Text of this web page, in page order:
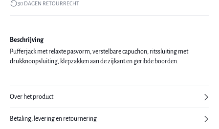
30 DAGEN RETOURRECHT
Beschrijving
Pufferjack met relaxte pasvorm, verstelbare capuchon, ritssluiting met
drukknoopsluiting, klepzakken aan de zijkant en geribde boorden.
Over het product
Betaling, levering en retournering